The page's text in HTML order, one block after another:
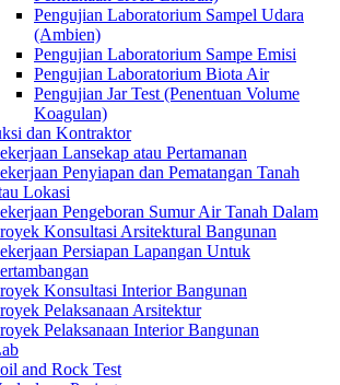
Pengujian Laboratorium Sampel Udara
(Ambien)
Pengujian Laboratorium Sampe Emisi
Pengujian Laboratorium Biota Air
Pengujian Jar Test (Penentuan Volume
Koagulan)
dan Kontraktor
Lansekap atau Pertamanan
Penyiapan dan Pematangan Tanah
Lokasi
Pengeboran Sumur Air Tanah Dalam
Konsultasi Arsitektural Bangunan
Persiapan Lapangan Untuk
Konsultasi Interior Bangunan
Pelaksanaan Arsitektur
Pelaksanaan Interior Bangunan
and Rock Test